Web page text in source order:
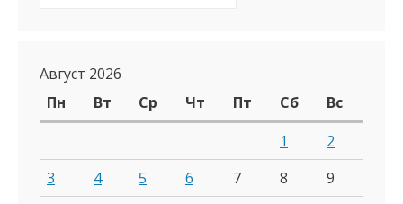
Август 2026
Пн
Вт Ср Чт Пт Сб
Вс
1
2
3
4 5 6 7 8 9